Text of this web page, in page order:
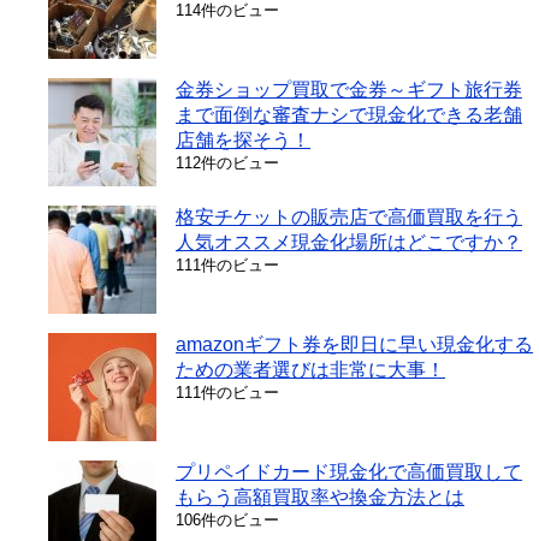
114件のビュー
金券ショップ買取で金券～ギフト旅行券
まで面倒な審査ナシで現金化できる老舗
店舗を探そう！
112件のビュー
格安チケットの販売店で高価買取を行う
人気オススメ現金化場所はどこですか？
111件のビュー
amazonギフト券を即日に早い現金化する
ための業者選びは非常に大事！
111件のビュー
プリペイドカード現金化で高価買取して
もらう高額買取率や換金方法とは
106件のビュー